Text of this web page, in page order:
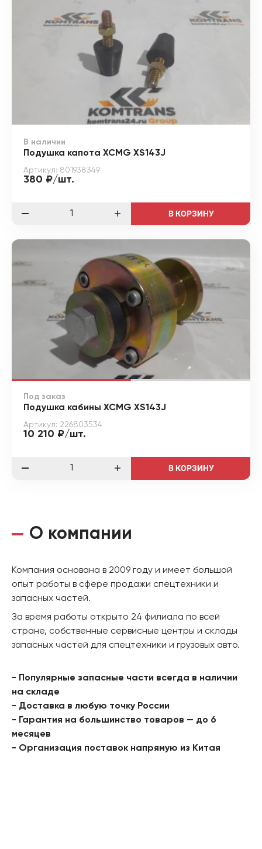
В наличии
Подушка капота XCMG XS143J
Артикул: 801938349
380 ₽/шт.
В КОРЗИНУ
Под заказ
Подушка кабины XCMG XS143J
Артикул: 226803534
10 210 ₽/шт.
В КОРЗИНУ
О компании
Компания основана в 2009 году и имеет большой
опыт работы в сфере продажи спецтехники и
запасных частей.
За время работы открыто 24 филиала по всей
стране, собственные сервисные центры и склады
запасных частей для спецтехники и грузовых авто.
- Популярные запасные части всегда в наличии
на складе
- Доставка в любую точку России
- Гарантия на большинство товаров — до 6
месяцев
- Организация поставок напрямую из Китая